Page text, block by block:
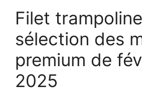
Filet
sélection des
premium de
2025